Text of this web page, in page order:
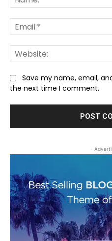
Save my name, email,
the next time I comment.
-